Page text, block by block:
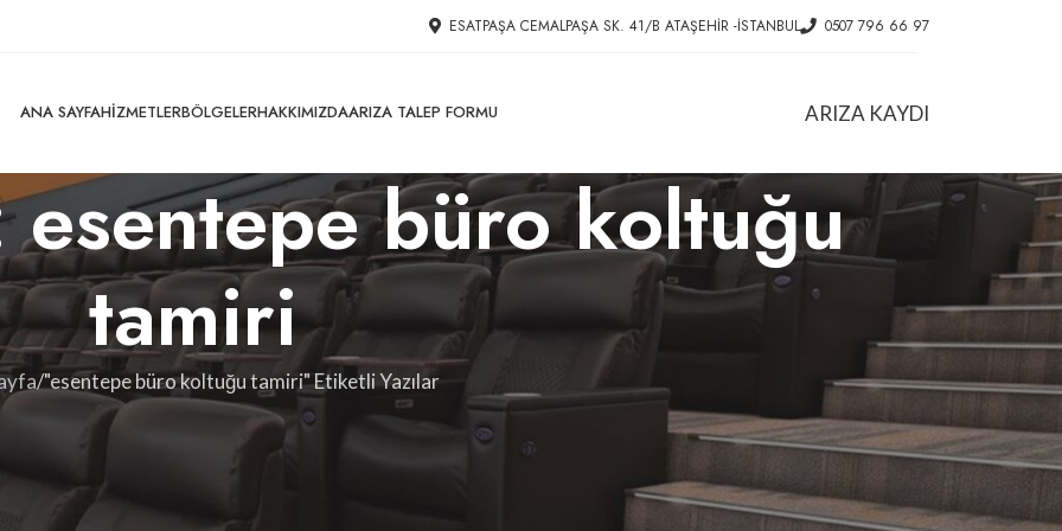
ESATPAŞA CEMALPAŞA SK. 41/B ATAŞEHIR -İSTANBUL 0507 796 66 97
ANA SAYFAHIZMETLERBÖLGELERHAKKIMIZDAARIZA TALEP FORMU ARIZA KAYDI
büro koltuğu
tamiri
"esentepe büro koltuğu tamiri" Etiketli Yazılar
HIZMETLER